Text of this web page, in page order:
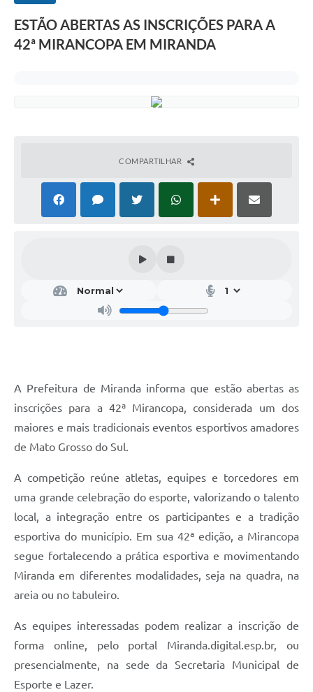
ESTÃO ABERTAS AS INSCRIÇÕES PARA A
42ª MIRANCOPA EM MIRANDA
COMPARTILHAR
A Prefeitura de Miranda informa que estão abertas as
inscrições para a 42ª Mirancopa, considerada um dos
maiores e mais tradicionais eventos esportivos amadores
de Mato Grosso do Sul.
A competição reúne atletas, equipes e torcedores em
uma grande celebração do esporte, valorizando o talento
local, a integração entre os participantes e a tradição
esportiva do município. Em sua 42ª edição, a Mirancopa
segue fortalecendo a prática esportiva e movimentando
Miranda em diferentes modalidades, seja na quadra, na
areia ou no tabuleiro.
As equipes interessadas podem realizar a inscrição de
forma online, pelo portal Miranda.digital.esp.br, ou
presencialmente, na sede da Secretaria Municipal de
Esporte e Lazer.